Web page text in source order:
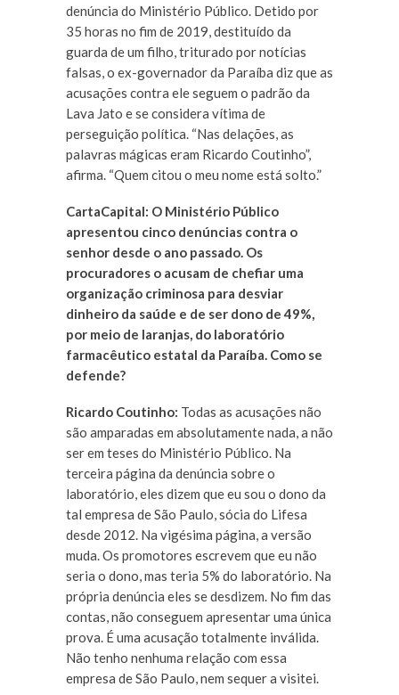
denúncia do Ministério Público. Detido por
35 horas no fim de 2019, destituído da
guarda de um filho, triturado por notícias
falsas, o ex-governador da Paraíba diz que as
acusações contra ele seguem o padrão da
Lava Jato e se considera vítima de
perseguição política. “Nas delações, as
palavras mágicas eram Ricardo Coutinho”,
afirma. “Quem citou o meu nome está solto.”
CartaCapital: O Ministério Público
apresentou cinco denúncias contra o
senhor desde o ano passado. Os
procuradores o acusam de chefiar uma
organização criminosa para desviar
dinheiro da saúde e de ser dono de 49%,
por meio de laranjas, do laboratório
farmacêutico estatal da Paraíba. Como se
defende?
Ricardo Coutinho: Todas as acusações não
são amparadas em absolutamente nada, a não
ser em teses do Ministério Público. Na
terceira página da denúncia sobre o
laboratório, eles dizem que eu sou o dono da
tal empresa de São Paulo, sócia do Lifesa
desde 2012. Na vigésima página, a versão
muda. Os promotores escrevem que eu não
seria o dono, mas teria 5% do laboratório. Na
própria denúncia eles se desdizem. No fim das
contas, não conseguem apresentar uma única
prova. É uma acusação totalmente inválida.
Não tenho nenhuma relação com essa
empresa de São Paulo, nem sequer a visitei.